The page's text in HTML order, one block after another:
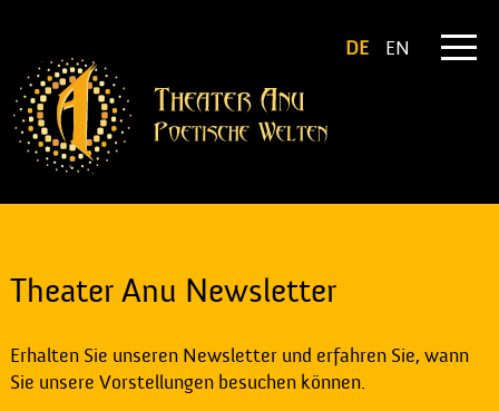
DE EN
Theater Anu Newsletter
Erhalten Sie unseren Newsletter und erfahren Sie, wann
Sie unsere Vorstellungen besuchen können.